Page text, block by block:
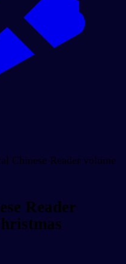
Chinese Reader volume
Reader